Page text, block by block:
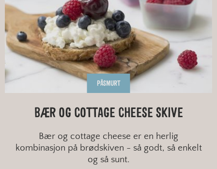
PÅSMURT
BÆR OG COTTAGE CHEESE SKIVE
Bær og cottage cheese er en herlig
kombinasjon på brødskiven - så godt, så enkelt
og så sunt.